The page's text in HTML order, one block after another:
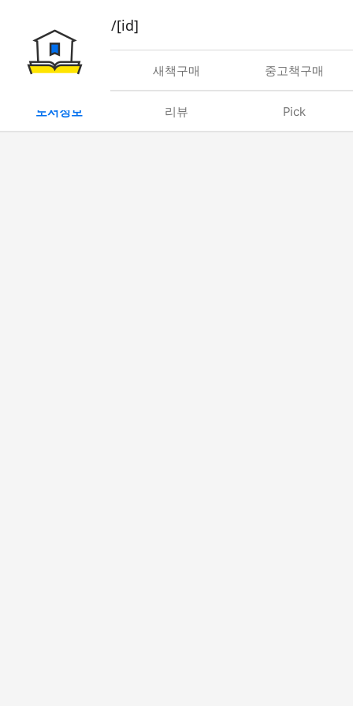
book/rent/[id]
대여 새책구매 중고책구매
도서정보 리뷰 Pick